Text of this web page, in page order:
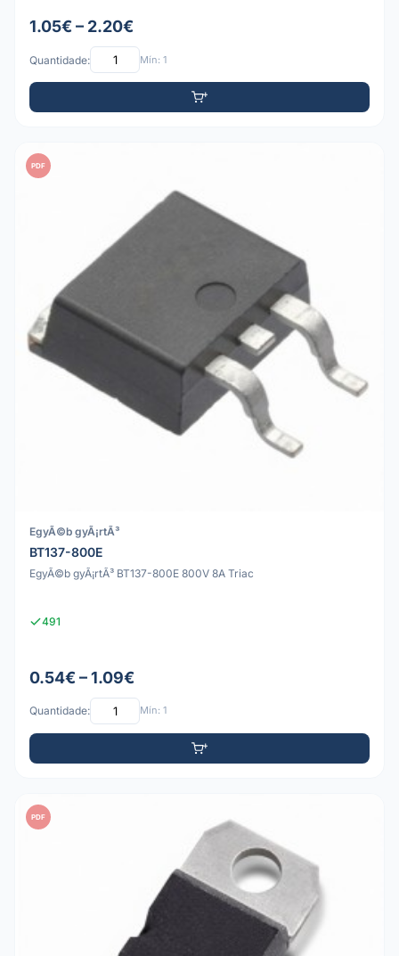
1.05€ – 2.20€
Quantidade: Mín: 1
PDF
EgyÃ©b gyÃ¡rtÃ³
BT137-800E
EgyÃ©b gyÃ¡rtÃ³ BT137-800E 800V 8A Triac
491
0.54€ – 1.09€
Quantidade: Mín: 1
PDF